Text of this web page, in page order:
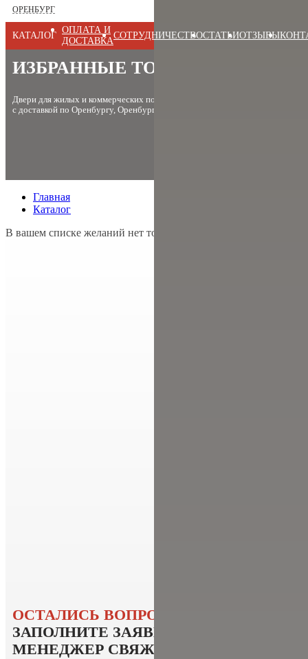
ОРЕНБУРГ
КАТАЛОГ
ОПЛАТА И
ДОСТАВКА
СОТРУДНИЧЕСТВОСТАТЬИОТЗЫВЫ
ИЗБРАННЫЕ ТОВАРЫ
Двери для жилых и коммерческих помещений, заказать и купить
с доставкой по Оренбургу Оренбургской области и
Главная
Каталог
В вашем списке желаний нет товаров.
ОСТАЛИСЬ ВОПРОСЫ?
ЗАПОЛНИТЕ ЗАЯВКУ
МЕНЕДЖЕР СВЯЖЕТСЯ